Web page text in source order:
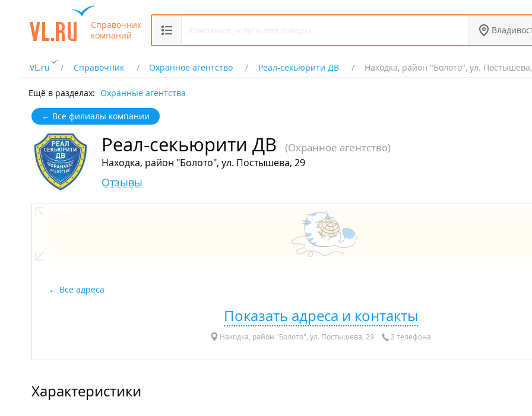
Справочник
компаний
VL.ru Справочник Охранное агентство Реал-секьюрити ДВ Находка, район "Болото", ул.
Ещё в разделах: Охранные агентства
← Все филиалы компании
Реал-секьюрити ДВ (Охранное агентство)
Находка, район "Болото", ул. Постышева, 29
Отзывы
Все адреса
Показать адреса и контакты
Находка, район "Болото", ул. Постышева, 29 2 телефона
Характеристики